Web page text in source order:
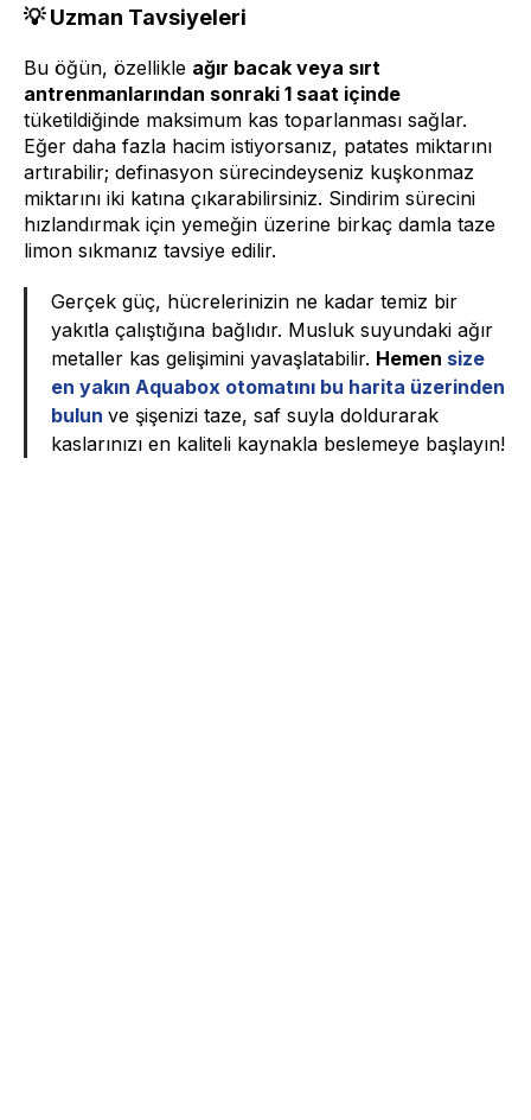
💡 Uzman Tavsiyeleri
Bu öğün, özellikle ağır bacak veya sırt
antrenmanlarından sonraki 1 saat içinde
tüketildiğinde maksimum kas toparlanması sağlar.
Eğer daha fazla hacim istiyorsanız, patates miktarını
artırabilir; definasyon sürecindeyseniz kuşkonmaz
miktarını iki katına çıkarabilirsiniz. Sindirim sürecini
hızlandırmak için yemeğin üzerine birkaç damla taze
limon sıkmanız tavsiye edilir.
Gerçek güç, hücrelerinizin ne kadar temiz bir
yakıtla çalıştığına bağlıdır. Musluk suyundaki ağır
metaller kas gelişimini yavaşlatabilir. Hemen size
en yakın Aquabox otomatını bu harita üzerinden
bulun ve şişenizi taze, saf suyla doldurarak
kaslarınızı en kaliteli kaynakla beslemeye başlayın!